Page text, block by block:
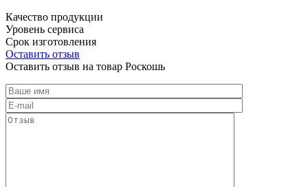
Качество продукции
Уровень сервиса
Срок изготовления
Оставить отзыв
Оставить отзыв на товар Роскошь